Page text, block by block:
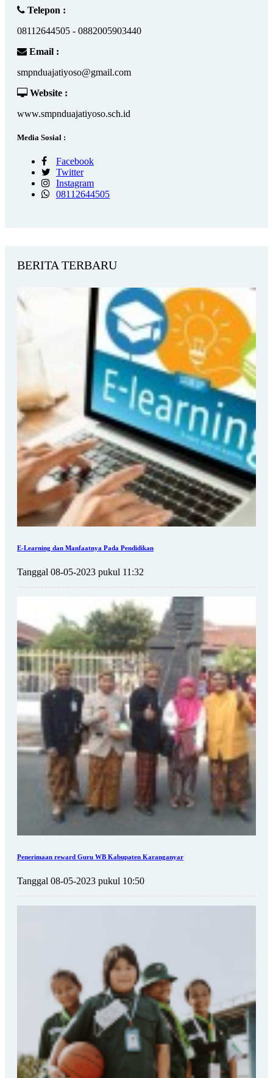
Telepon :
08112644505 - 0882005903440
Email :
smpnduajatiyoso@gmail.com
Website :
www.smpnduajatiyoso.sch.id
Media Sosial :
Facebook
Twitter
Instagram
08112644505
BERITA TERBARU
E-Learning dan Manfaatnya Pada Pendidikan
Tanggal 08-05-2023 pukul 11:32
Penerimaan reward Guru WB Kabupaten Karanganyar
Tanggal 08-05-2023 pukul 10:50